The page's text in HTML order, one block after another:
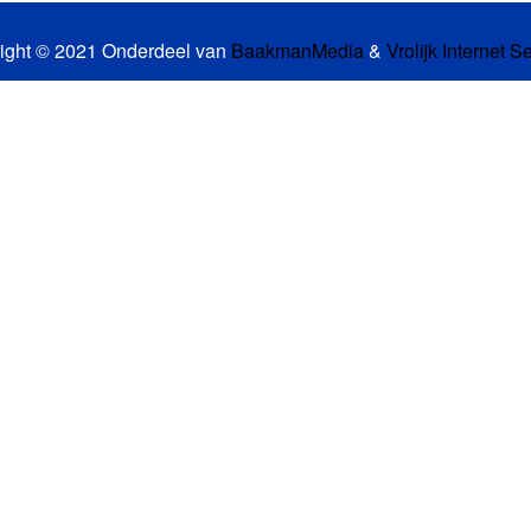
© 2021 Onderdeel van BaakmanMedia& Vrolijk Internet